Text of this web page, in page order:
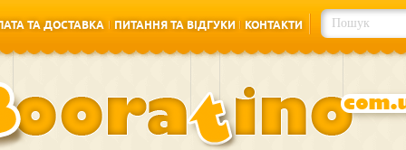
ТА ДОСТАВКА
ПИТАННЯ ТА ВІДГУКИ
КОНТАКТИ